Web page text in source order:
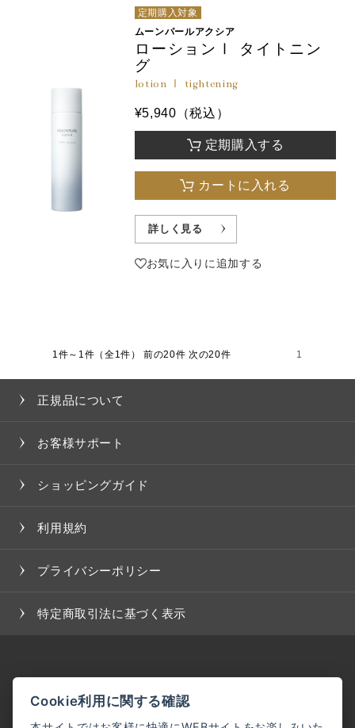
定期購入対象
ムーンパールアクシア
ローションⅠ タイトニン
グ
lotion Ⅰ tightening
¥5,940（税込）
定期購入する
カートに入れる
詳しく見る
お気に入りに追加する
1件～1件（全1件） 前の20件 次の20件 1
正規品について
お客様サポート
ショッピングガイド
利用規約
プライバシーポリシー
特定商取引法に基づく表示
Cookie利用に関する確認